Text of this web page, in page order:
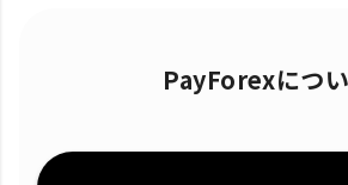
PayForexにつ